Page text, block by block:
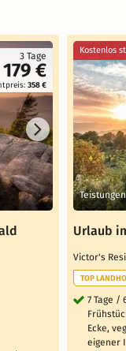
3 Tage
179 €
358 €
Kostenlos
Urlaub
Victor's
TOP
7 Tage /
Ecke,
eigener